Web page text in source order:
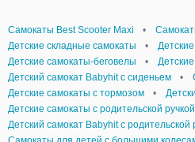
Самокаты Best Scooter Maxi •
Детские складные самокаты
•
Детские самокаты-беговелы
•
Детский самокат Babyhit с сиденьем
•
Детские самокаты с тормозом
•
Детские самокаты с родительской ручкой
Детский самокат Babyhit с родительской